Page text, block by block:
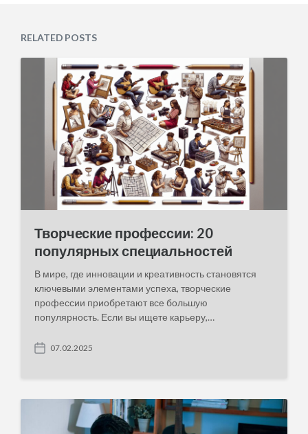
td
i
RELATED POSTS
Творческие профессии: 20
популярных специальностей
В мире, где инновации и креативность становятся
ключевыми элементами успеха, творческие
профессии приобретают все большую
популярность. Если вы ищете карьеру,…
P
07.02.2025